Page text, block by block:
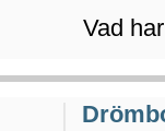
Vad